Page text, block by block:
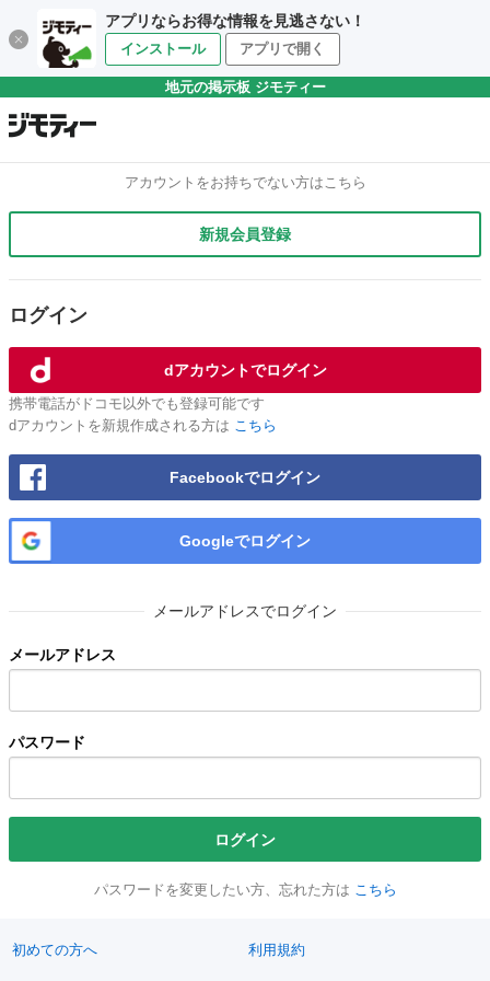
アプリならお得な情報を見逃さない！
インストール アプリで開く
地元の掲示板 ジモティー
アカウントをお持ちでない方はこちら
新規会員登録
ログイン
dアカウントでログイン
携帯電話がドコモ以外でも登録可能です
dアカウントを新規作成される方は こちら
Facebookでログイン
Googleでログイン
メールアドレスでログイン
メールアドレス
パスワード
ログイン
パスワードを変更したい方、忘れた方は こちら
初めての方へ 利用規約